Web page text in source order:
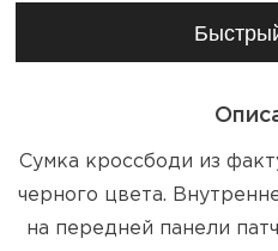
Сумка кроссбоди из
черного цвета.
на передней панели